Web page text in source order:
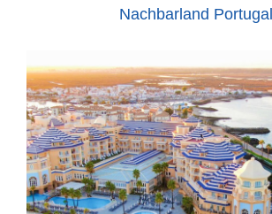
Nachbarland